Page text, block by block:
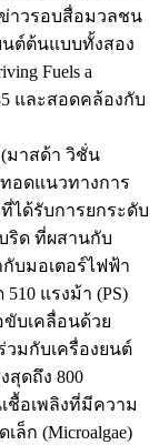
าวรอบสื่อมวลชน
นต์ต้นแบบทั้งสอง
Fuels a
และสอดคล้องกับ
(มาสด้า วิชั่น
อดแนวทางการ
ได้รับการยกระดับ
ริด ที่ผสานกับ
กับมอเตอร์ไฟฟ้า
แรงม้า (PS)
ขับเคลื่อนด้วย
วมกับเครื่องยนต์
สุดถึง 800
ชื้อเพลิงที่มีความ
ก (Microalgae)